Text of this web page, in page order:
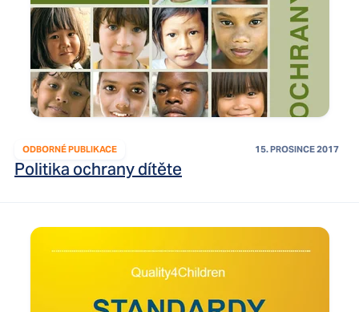
ODBORNÉ PUBLIKACE 15. PROSINCE 2017
Politika ochrany dítěte